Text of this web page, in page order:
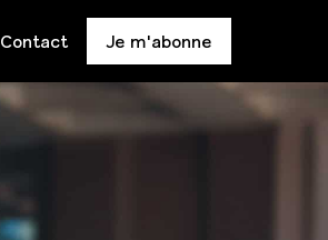
Contact Je m'abonne